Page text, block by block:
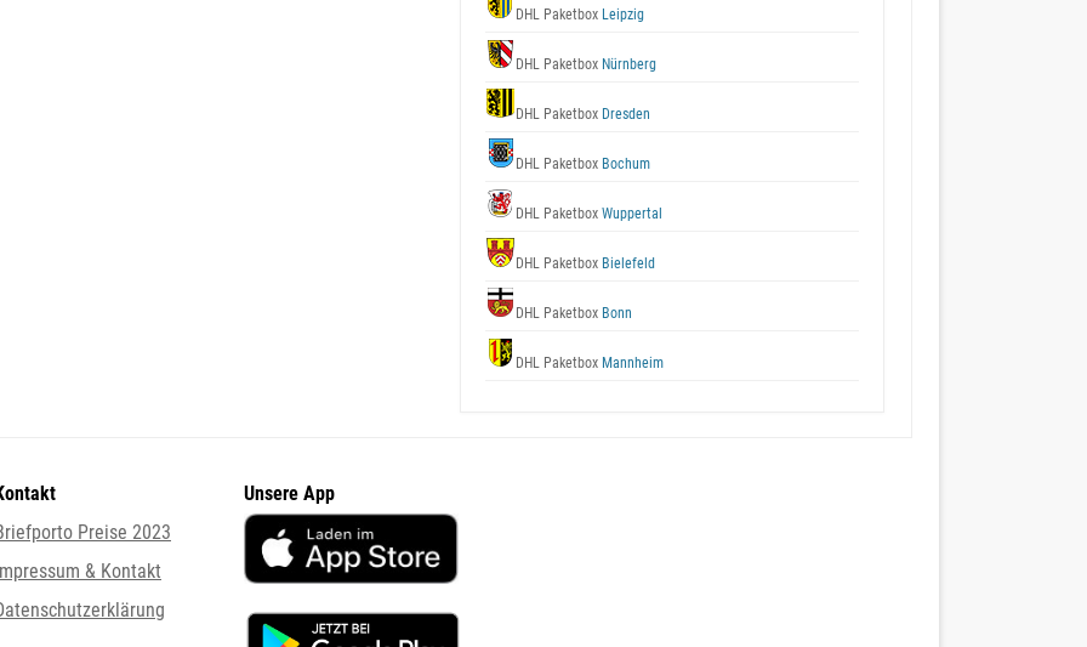
DHL Paketbox Leipzig
DHL Paketbox Nürnberg
DHL Paketbox Dresden
DHL Paketbox Bochum
DHL Paketbox Wuppertal
DHL Paketbox Bielefeld
DHL Paketbox Bonn
DHL Paketbox Mannheim
Preise 2023
& Kontakt
Unsere App